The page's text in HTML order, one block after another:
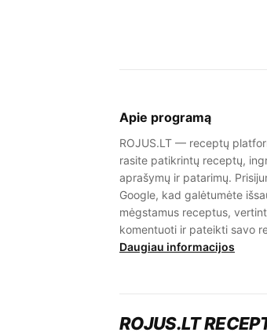
Apie programą
ROJUS.LT — receptų
rasite patikrintų receptų,
aprašymų ir patarimų.
Google, kad galėtumėte
mėgstamus receptus,
komentuoti ir pateikti savo
Daugiau informacijos
ROJUS.LT